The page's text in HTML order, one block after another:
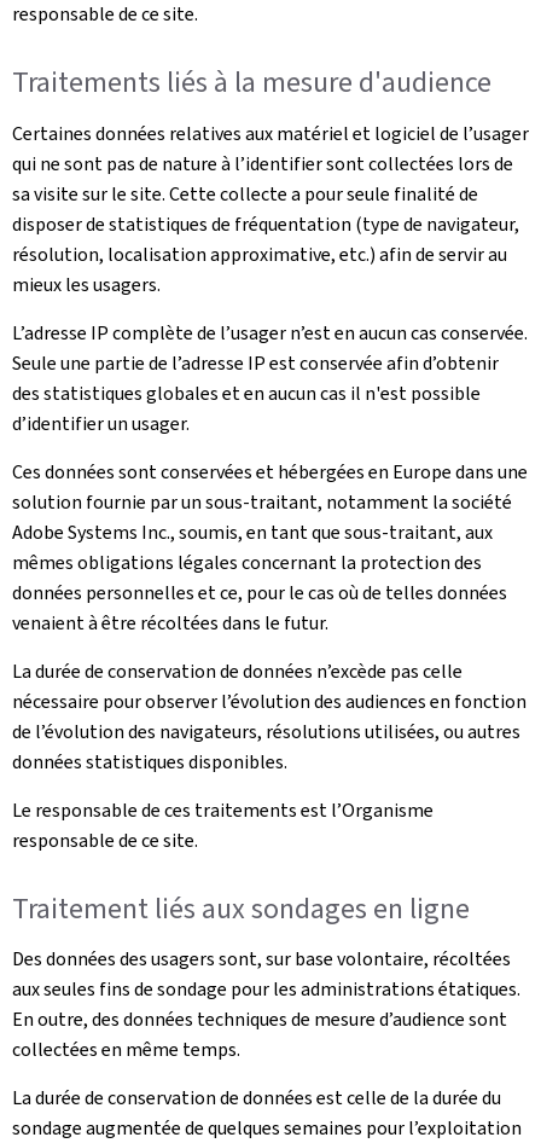
responsable de ce site.
Traitements liés à la mesure d'audience
Certaines données relatives aux matériel et logiciel de l’usager
qui ne sont pas de nature à l’identifier sont collectées lors de
sa visite sur le site. Cette collecte a pour seule finalité de
disposer de statistiques de fréquentation (type de navigateur,
résolution, localisation approximative, etc.) afin de servir au
mieux les usagers.
L’adresse IP complète de l’usager n’est en aucun cas conservée.
Seule une partie de l’adresse IP est conservée afin d’obtenir
des statistiques globales et en aucun cas il n'est possible
d’identifier un usager.
Ces données sont conservées et hébergées en Europe dans une
solution fournie par un sous-traitant, notamment la société
Adobe Systems Inc., soumis, en tant que sous-traitant, aux
mêmes obligations légales concernant la protection des
données personnelles et ce, pour le cas où de telles données
venaient à être récoltées dans le futur.
La durée de conservation de données n’excède pas celle
nécessaire pour observer l’évolution des audiences en fonction
de l’évolution des navigateurs, résolutions utilisées, ou autres
données statistiques disponibles.
Le responsable de ces traitements est l’Organisme
responsable de ce site.
Traitement liés aux sondages en ligne
Des données des usagers sont, sur base volontaire, récoltées
aux seules fins de sondage pour les administrations étatiques.
En outre, des données techniques de mesure d’audience sont
collectées en même temps.
La durée de conservation de données est celle de la durée du
sondage augmentée de quelques semaines pour l’exploitation